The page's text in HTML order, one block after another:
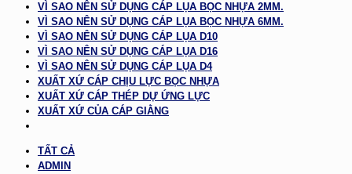
VÌ SAO NÊN SỬ DỤNG CÁP LỤA BỌC NHỰA 2MM.
VÌ SAO NÊN SỬ DỤNG CÁP LỤA BỌC NHỰA 6MM.
VÌ SAO NÊN SỬ DỤNG CÁP LỤA D10
VÌ SAO NÊN SỬ DỤNG CÁP LỤA D16
VÌ SAO NÊN SỬ DỤNG CÁP LỤA D4
XUẤT XỨ CÁP CHỊU LỰC BỌC NHỰA
XUẤT XỨ CÁP THÉP DỰ ỨNG LỰC
XUẤT XỨ CỦA CÁP GIẰNG
TẤT CẢ
ADMIN